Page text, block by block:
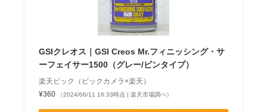
GSIクレオス｜GSI Creos Mr.フィニッシング・サ
ーフェイサー1500（グレー/ビンタイプ）
楽天ビック（ビックカメラ×楽天）
¥360
（2024/06/11 16:33時点 | 楽天市場調べ）